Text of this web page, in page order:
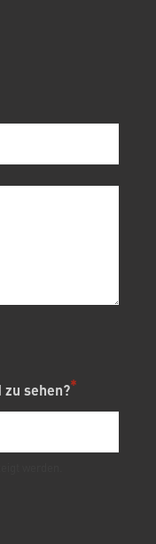
sehen?